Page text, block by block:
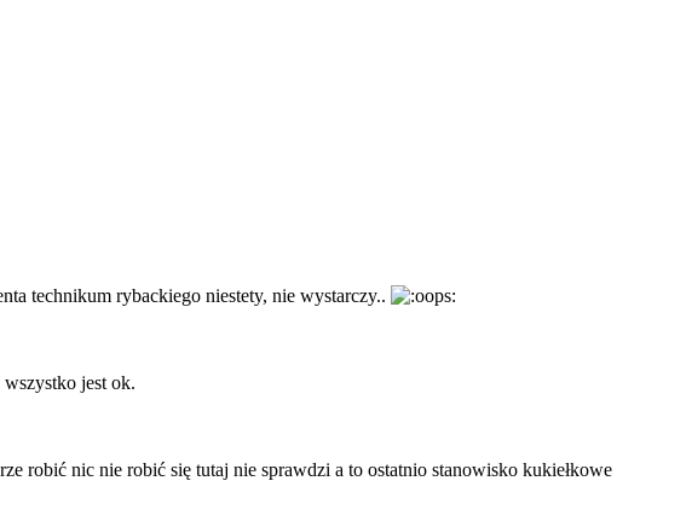
technikum rybackiego niestety, nie wystarczy..
wszystko jest ok.
robić nic nie robić się tutaj nie sprawdzi a to ostatnio stanowisko kukiełkowe